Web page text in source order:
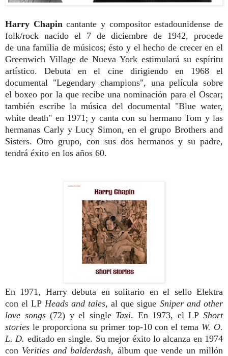
Harry Chapin cantante y compositor estadounidense de
folk/rock nacido el 7 de diciembre de 1942, procede
de una familia de músicos; ésto y el hechode crecer en el
Greenwich Village deNueva York estimulará su espíritu
artístico. Debuta en el cine dirigiendo en 1968 el
documental "Legendary champions", una película sobre
elboxeo por la que recibe una nominación para el Oscar;
también escribe la música del documental "Blue water,
white death" en 1971;y canta con su hermano Tom y las
hermanas Carly y Lucy Simon, en el grupoBrothers and
Sisters. Otro grupo, con sus dos hermanos y su padre,
tendrá éxito en los años 60.
En 1971, Harry debuta en solitario en el sello Elektra
conel LP Heads and tales, al que sigue Sniper and other
love songs(72) y el single Taxi. En 1973, el LPShort
stories le proporciona su primer top-10 con el tema W. O.
L. D. editado en single. Su mejor éxito loalcanza en 1974
con Verities and balderdash, álbum que vende un millón